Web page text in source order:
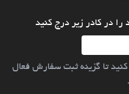
را در کادر زیر درج کنید
کنید تا گزینه ثبت سفارش فعال